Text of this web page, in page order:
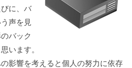
に、バ
声を見
バック
います。
影響を考えると個人の努力に依存